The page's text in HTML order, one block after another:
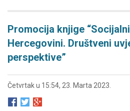
Promocija knjige
Hercegovini. Društveni
perspektive”
Četvrtak u 15:54, 23. Marta 2023.